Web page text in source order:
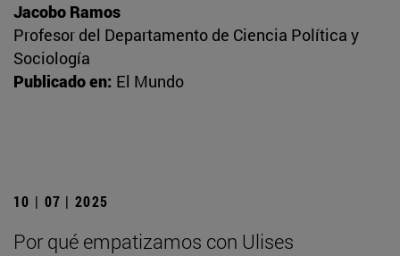
Jacobo Ramos
Profesor del Departamento de Ciencia Política y
Sociología
Publicado en: El Mundo
10 | 07 | 2025
Por qué empatizamos con Ulises